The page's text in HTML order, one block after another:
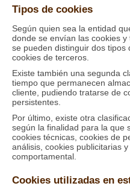
Tipos de cookies
Según quien sea la entidad
donde se envían las cookies
se pueden distinguir dos tipos
cookies de terceros.
Existe también una segunda
tiempo que permanecen
cliente, pudiendo tratarse de
persistentes.
Por último, existe otra
según la finalidad para la que
cookies técnicas, cookies de
análisis, cookies publicitarias
comportamental.
Cookies utilizadas en